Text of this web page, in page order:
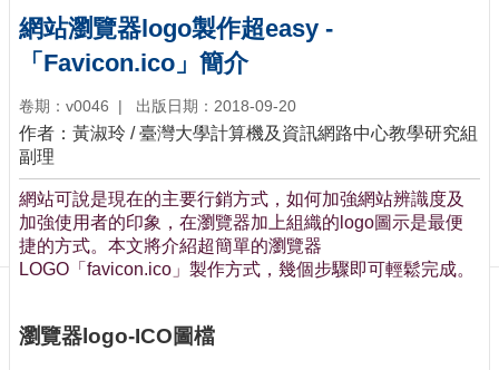
臺
大
首
計
中
首
頁
聯
絡
資
訂
閱/
網站瀏覽器logo製作超easy -
「Favicon.ico」簡介
卷期：v0046 出版日期：2018-09-20
作者：黃淑玲 / 臺灣大學計算機及資訊網路中心教學研究組
副理
網站可說是現在的主要行銷方式，如何加強網站辨識度及
加強使用者的印象，在瀏覽器加上組織的logo圖示是最便
捷的方式。本文將介紹超簡單的瀏覽器
LOGO「favicon.ico」製作方式，幾個步驟即可輕鬆完成。
瀏覽器 logo-ICO圖檔